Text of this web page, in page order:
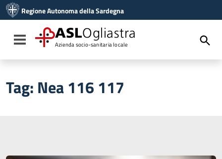
Vai al menu di navigazione
Vai al footer
Regione Autonoma della Sardegna
Toggle navigation
ASLOgliastra
Azienda socio-sanitaria locale
Tag: Nea 116 117